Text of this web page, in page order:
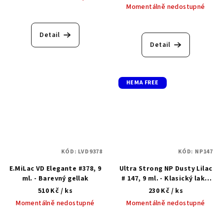
Detail
Momentálně nedostupné
Detail
E.MiLac VD Elegante #378, 9
ml. - Barevný gellak
510 Kč / ks
Momentálně nedostupné
KÓD: LVD9378
HEMA FREE
Ultra Strong NP Dusty Lilac
# 147, 9 ml. - Klasický lak s
gelovým efektem
230 Kč / ks
Momentálně nedostupné
KÓD: NP147